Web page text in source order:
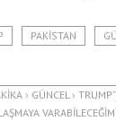
PAKISTAN
› GÜNCEL ›